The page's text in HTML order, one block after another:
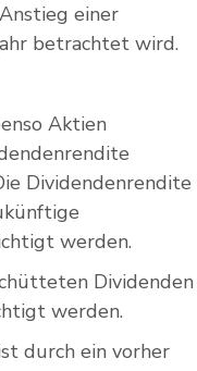
einer
betrachtet wird.
Aktien
Dividendenrendite
werden.
Dividenden
werden.
durch ein vorher